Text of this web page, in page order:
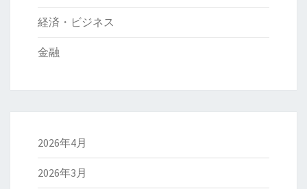
経済・ビジネス
金融
2026年4月
2026年3月